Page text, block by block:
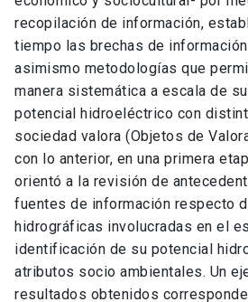
recopilación de información,
tiempo las brechas de
asimismo metodologías que
manera sistemática a escala de
potencial hidroeléctrico con
sociedad valora (Objetos de
con lo anterior, en una primera
orientó a la revisión de
fuentes de información respecto
hidrográficas involucradas en el
identificación de su potencial
atributos socio ambientales. Un
resultados obtenidos